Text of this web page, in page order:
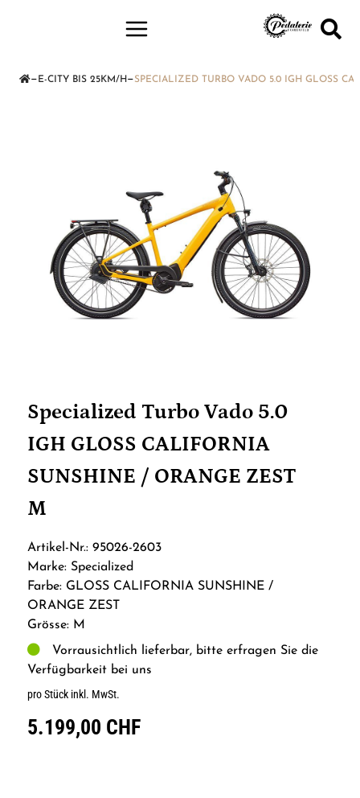
— E-CITY BIS 25KM/H —SPECIALIZED TURBO VADO 5.0 IGH GLOSS
Specialized Turbo Vado 5.0
IGH GLOSS CALIFORNIA
SUNSHINE / ORANGE ZEST
M
Artikel-Nr.: 95026-2603
Marke: Specialized
Farbe: GLOSS CALIFORNIA SUNSHINE /
ORANGE ZEST
Grösse: M
Vorrausichtlich lieferbar, bitte erfragen Sie die
Verfügbarkeit bei uns
pro Stück inkl. MwSt.
5.199,00 CHF